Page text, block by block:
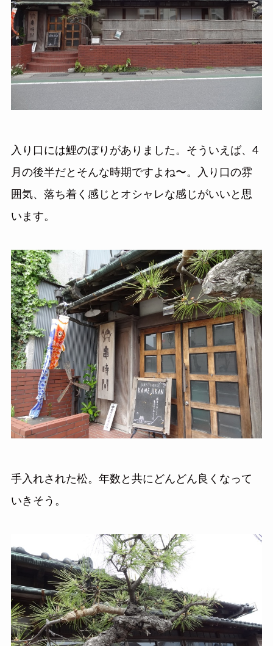
入り口には鯉のぼりがありました。そういえば、4
月の後半だとそんな時期ですよね〜。入り口の雰
囲気、落ち着く感じとオシャレな感じがいいと思
います。
手入れされた松。年数と共にどんどん良くなって
いきそう。